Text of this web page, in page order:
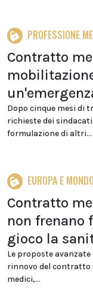
PROFESSIONE
Contratto
Dopo cinque mesi di
richieste dei
formulazione di altri...
EUROPA E MONDO
Contratto
non frenano
gioco la
Le proposte
rinnovo del contratto
medici,...